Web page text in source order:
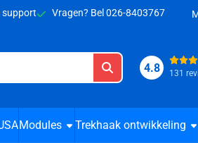
support Vragen? Bel 026-8403767
4.8 131
Modules Trekhaak ontwikkeling